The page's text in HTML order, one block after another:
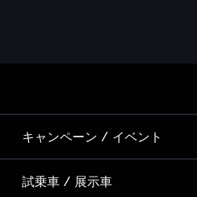
キャンペーン / イベント
全国統一イベント
試乗車 / 展示車